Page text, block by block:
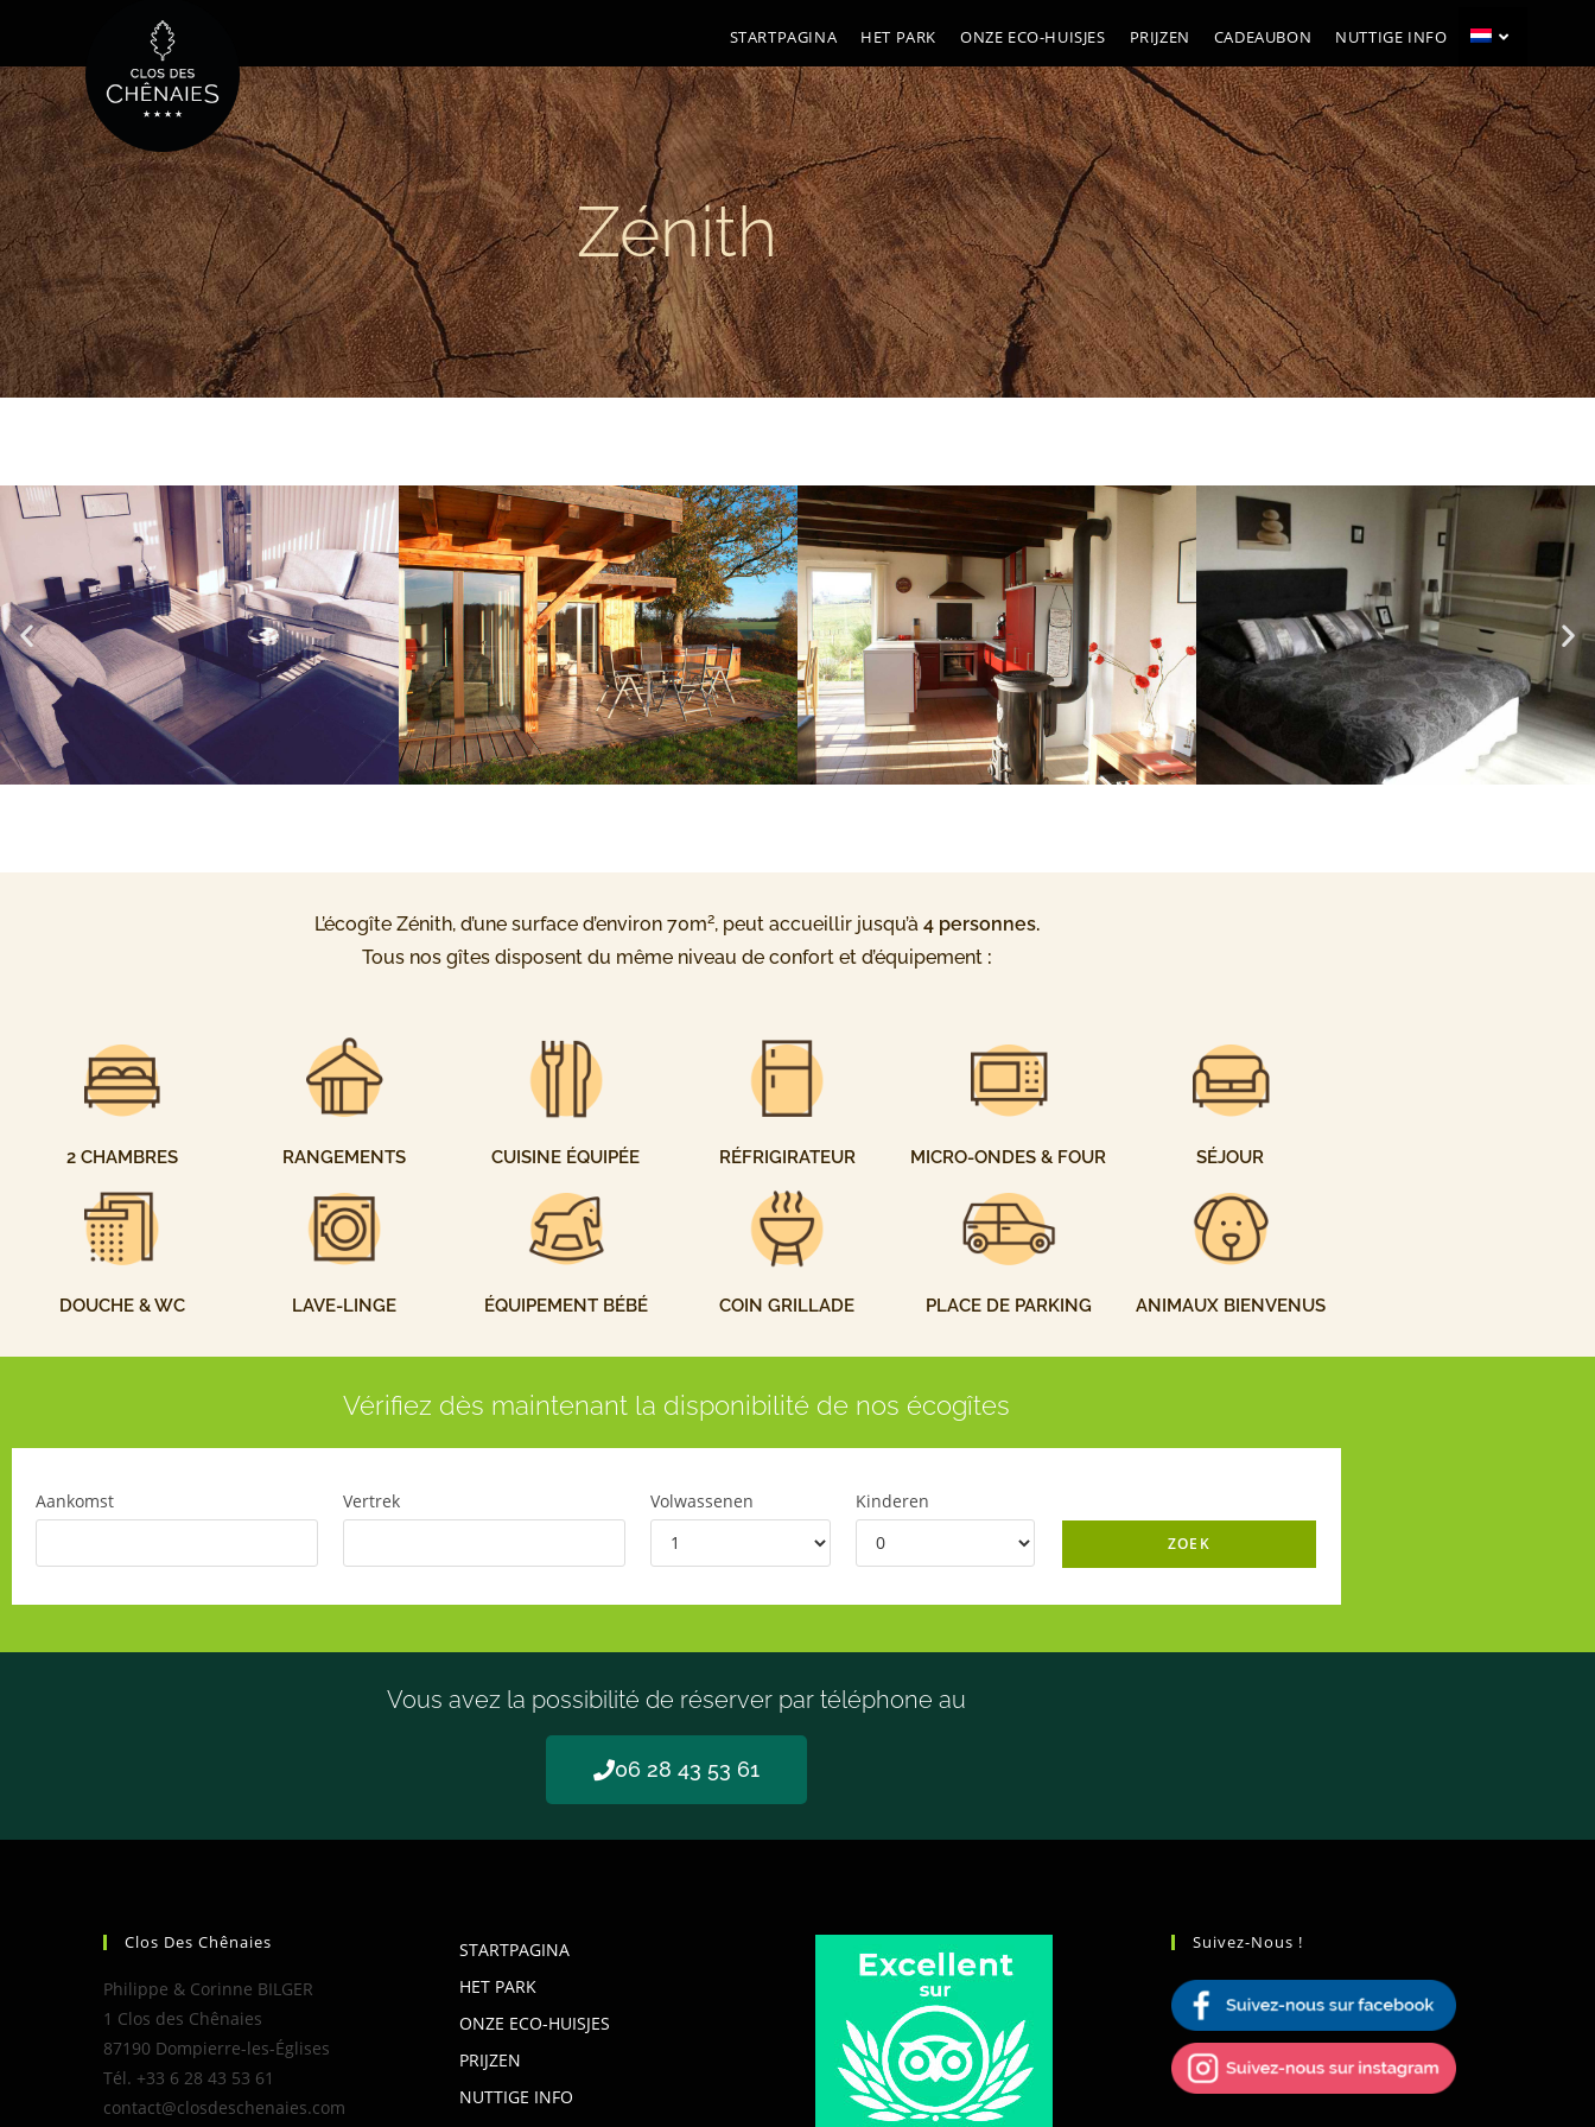
STARTPAGINA HET PARK ONZE ECO-HUISJES PRIJZEN CADEAUBON NUTTIGE INFO
Zénith
L’écogîte Zénith, d’une surface d’environ 70m2, peut accueillir jusqu’à 4 personnes.
Tous nos gîtes disposent du même niveau de confort et d’équipement:
2 CHAMBRES RANGEMENTS CUISINE ÉQUIPÉE RÉFRIGIRATEUR MICRO-ONDES & FOUR SÉJOUR
DOUCHE & WC LAVE-LINGE ÉQUIPEMENT BÉBÉ COIN GRILLADE PLACE DE PARKING ANIMAUX BIENVENUS
Vérifiez dès maintenant la disponibilité de nos écogîtes
Aankomst Vertrek Volwassenen Kinderen
Vous avez la possibilité de réserver par téléphone au
06 28 43 53 61
Clos Des Chênaies
Philippe & Corinne BILGER
1 Clos des Chênaies
87190 Dompierre-les-Églises
Tél. +33 6 28 43 53 61
contact@closdeschenaies.com
STARTPAGINA
HET PARK
ONZE ECO-HUISJES
PRIJZEN
NUTTIGE INFO
Suivez-Nous !